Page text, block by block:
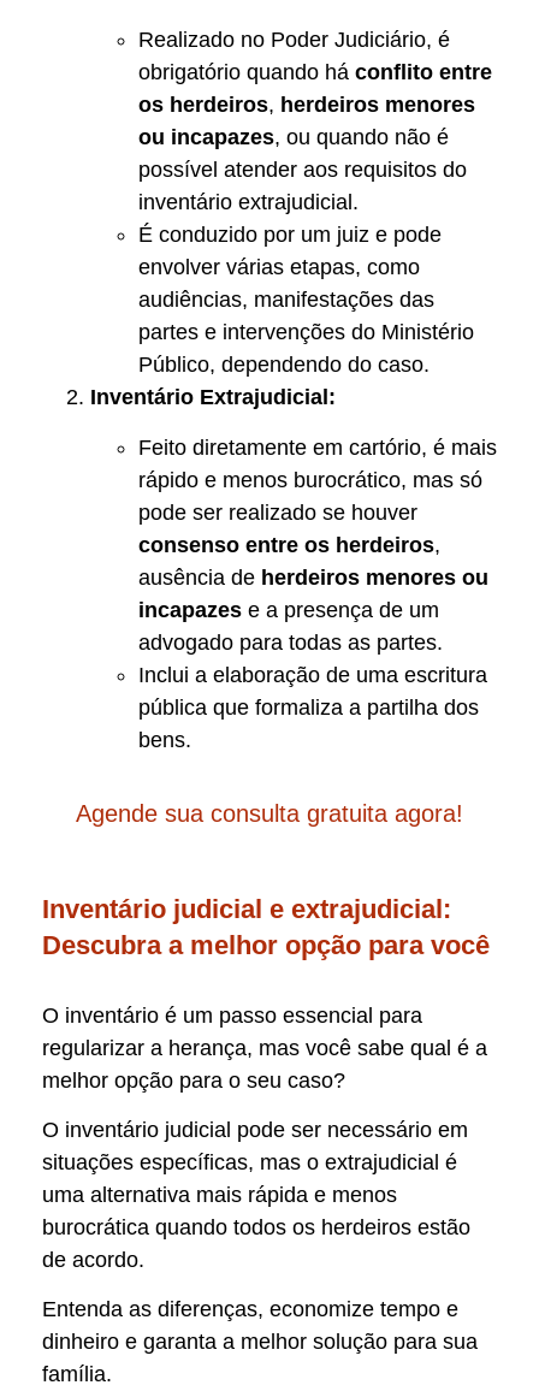
Realizado no Poder Judiciário, é
obrigatório quando há conflito entre
os herdeiros, herdeiros menores
ou incapazes, ou quando não é
possível atender aos requisitos do
inventário extrajudicial.
É conduzido por um juiz e pode
envolver várias etapas, como
audiências, manifestações das
partes e intervenções do Ministério
Público, dependendo do caso.
Inventário Extrajudicial:
Feito diretamente em cartório, é mais
rápido e menos burocrático, mas só
pode ser realizado se houver
consenso entre os herdeiros,
ausência de herdeiros menores ou
incapazes e a presença de um
advogado para todas as partes.
Inclui a elaboração de uma escritura
pública que formaliza a partilha dos
bens.
Agende sua consulta gratuita agora!
Inventário judicial e extrajudicial:
Descubra a melhor opção para você
O inventário é um passo essencial para
regularizar a herança, mas você sabe qual é a
melhor opção para o seu caso?
O inventário judicial pode ser necessário em
situações específicas, mas o extrajudicial é
uma alternativa mais rápida e menos
burocrática quando todos os herdeiros estão
de acordo.
Entenda as diferenças, economize tempo e
dinheiro e garanta a melhor solução para sua
família.